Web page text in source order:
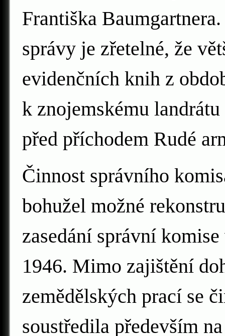
Františka
správy je zřetelné, že
evidenčních knih z
k znojemskému
před příchodem Rudé
Činnost správního
bohužel možné
zasedání správní
1946. Mimo zajištění
zemědělských prací se
soustředila především